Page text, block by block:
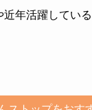
年活躍している